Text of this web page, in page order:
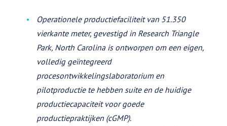
Operationele productiefaciliteit van 51.350
vierkante meter, gevestigd in Research Triangle
Park, North Carolina is ontworpen om een eigen,
volledig geïntegreerd
procesontwikkelingslaboratorium en
pilotproductie te hebben suite en de huidige
productiecapaciteit voor goede
productiepraktijken (cGMP).